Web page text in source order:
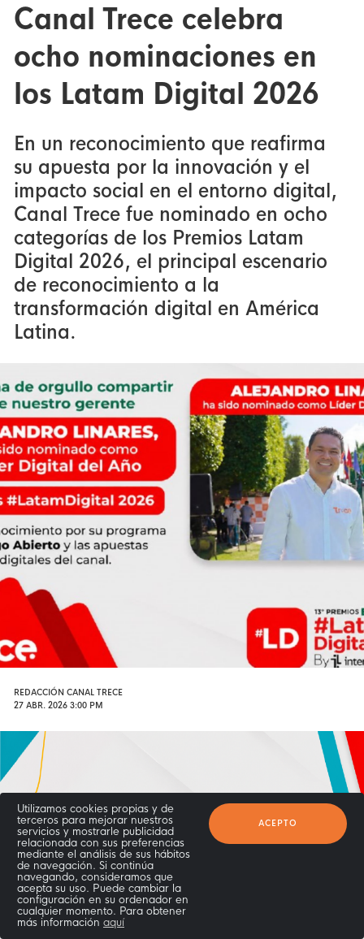
Utilizamos cookies propias y de
terceros para mejorar nuestros
servicios y mostrarle publicidad
relacionada con sus preferencias
mediante el análisis de sus hábitos
de navegación. Si continúa
navegando, consideramos que
acepta su uso. Puede cambiar la
configuración en su ordenador en
cualquier momento. Para obtener
más información aquí
ACEPTO
Canal Trece celebra
ocho nominaciones en
los Latam Digital 2026
En un reconocimiento que reafirma
su apuesta por la innovación y el
impacto social en el entorno digital,
Canal Trece fue nominado en ocho
categorías de los Premios Latam
Digital 2026, el principal escenario
de reconocimiento a la
transformación digital en América
Latina.
REDACCIÓN CANAL TRECE
27 ABR. 2026 3:00 PM